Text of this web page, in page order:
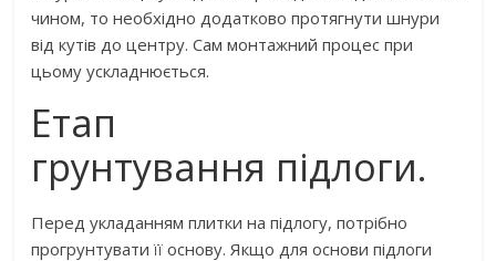
чином, то необхідно додатково протягнути шнури
від кутів до центру. Сам монтажний процес при
цьому ускладнюється.
Етап
грунтування підлоги.
Перед укладанням плитки на підлогу, потрібно
прогрунтувати її основу. Якщо для основи підлоги